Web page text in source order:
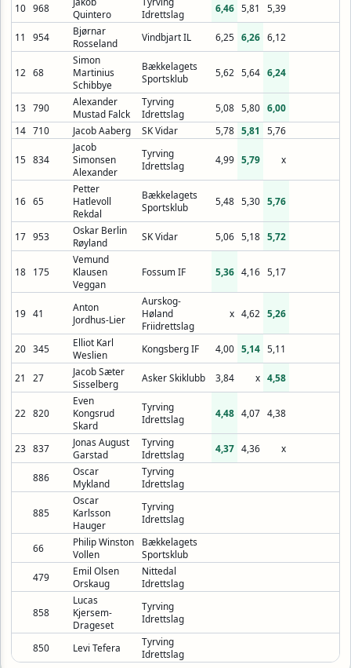
10 968
Quintero
Idrettslag
6,46 5,81 5,39
11 954
Bjørnar
Rosseland
Vindbjart IL 6,25 6,26 6,12
12 68
Simon
Martinius
Schibbye
Bækkelagets
Sportsklub
5,62 5,64 6,24
13 790
Alexander
Mustad Falck
Tyrving
Idrettslag
5,08 5,80 6,00
14 710 Jacob Aaberg SK Vidar 5,78 5,81 5,76
15 834
Jacob
Simonsen
Alexander
Tyrving
Idrettslag
4,99 5,79 x
16 65
Petter
Hatlevoll
Rekdal
Bækkelagets
Sportsklub
5,48 5,30 5,76
17 953
Oskar Berlin
Røyland
SK Vidar 5,06 5,18 5,72
18 175
Vemund
Klausen
Veggan
Fossum IF 5,36 4,16 5,17
19 41
Anton
Jordhus-Lier
Aurskog-
Høland
Friidrettslag
x 4,62 5,26
20 345
Elliot Karl
Weslien
Kongsberg IF 4,00 5,14 5,11
21 27
Jacob Sæter
Sisselberg
Asker Skiklubb 3,84 x 4,58
22 820
Even
Kongsrud
Skard
Tyrving
Idrettslag
4,48 4,07 4,38
23 837
Jonas August
Garstad
Tyrving
Idrettslag
4,37 4,36 x
886
Oscar
Mykland
Tyrving
Idrettslag
885
Oscar
Karlsson
Hauger
Tyrving
Idrettslag
66
Philip Winston
Vollen
Bækkelagets
Sportsklub
479
Emil Olsen
Orskaug
Nittedal
Idrettslag
858
Lucas
Kjersem-
Drageset
Tyrving
Idrettslag
850 Levi Tefera
Tyrving
Idrettslag